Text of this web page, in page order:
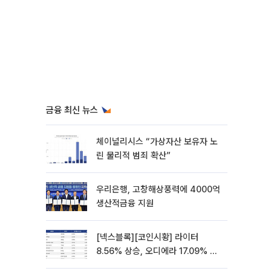
금융 최신 뉴스
체이널리시스 “가상자산 보유자 노
린 물리적 범죄 확산”
우리은행, 고창해상풍력에 4000억
생산적금융 지원
[넥스블록][코인시황] 라이터
8.56% 상승, 오디에라 17.09% 하